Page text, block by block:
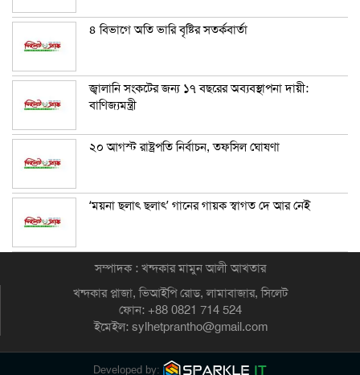
৪ বিভাগে অতি ভারি বৃষ্টির সতর্কবার্তা
জ্বালানি সংকটের জন্য ১৭ বছরের অব্যবস্থাপনা দায়ী:
বাণিজ্যমন্ত্রী
২০ আগস্ট রাষ্ট্রপতি নির্বাচন, তফসিল ঘোষণা
‘ময়না ছলাৎ ছলাৎ’ গানের গায়ক স্বাগত দে আর নেই
সম্পাদক : খন্দকার মামুন আলী আখতার
খন্দকার প্লাজা, ভিআইপি রোড, লামাবাজার, সিলেট
ফোন: +88 0821 714 524
ইমেইল: sylhetprantho@gmail.com
Developed by: